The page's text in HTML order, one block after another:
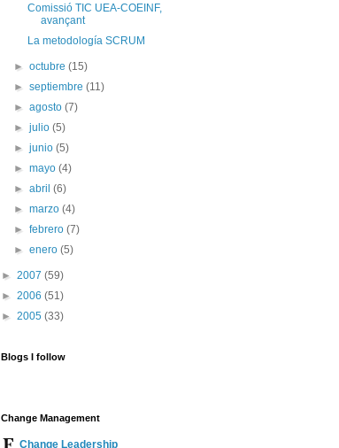
Comissió TIC UEA-COEINF,
avançant
La metodología SCRUM
►octubre(15)
►septiembre(11)
►agosto(7)
►julio(5)
►junio(5)
►mayo(4)
►abril(6)
►marzo(4)
►febrero(7)
►enero(5)
► 2007 (59)
► 2006 (51)
► 2005 (33)
Blogs I follow
Change Management
Change Leadership